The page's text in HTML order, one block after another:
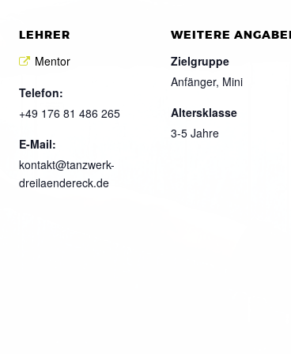
LEHRER
Mentor
Telefon:
+49 176 81 486 265
E-Mail:
kontakt@tanzwerk-
dreilaendereck.de
WEITERE
Zielgruppe
Anfänger, Mini
Altersklasse
3-5 Jahre